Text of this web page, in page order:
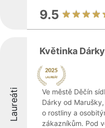
9.5
Laureáti
Květinka
Ve městě Děčín
Dárky od
o rostliny a
zákazníkům. Pod